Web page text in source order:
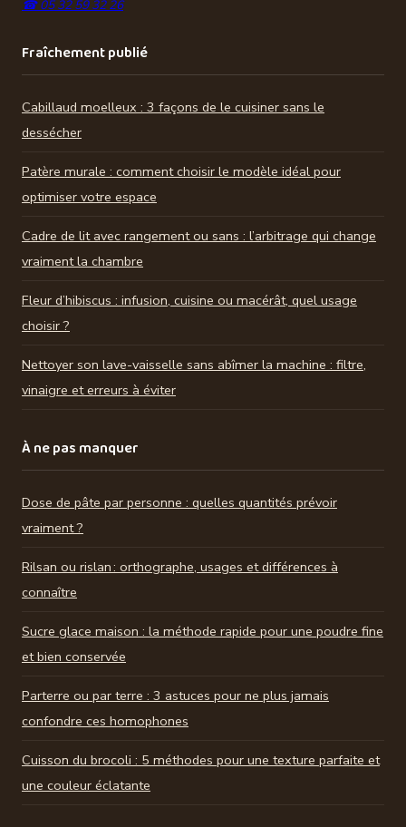
☎ 05 32 59 32 26
Fraîchement publié
Cabillaud moelleux : 3 façons de le cuisiner sans le
dessécher
Patère murale : comment choisir le modèle idéal pour
optimiser votre espace
Cadre de lit avec rangement ou sans : l’arbitrage qui change
vraiment la chambre
Fleur d’hibiscus : infusion, cuisine ou macérât, quel usage
choisir ?
Nettoyer son lave-vaisselle sans abîmer la machine : filtre,
vinaigre et erreurs à éviter
À ne pas manquer
Dose de pâte par personne : quelles quantités prévoir
vraiment ?
Rilsan ou rislan : orthographe, usages et différences à
connaître
Sucre glace maison : la méthode rapide pour une poudre fine
et bien conservée
Parterre ou par terre : 3 astuces pour ne plus jamais
confondre ces homophones
Cuisson du brocoli : 5 méthodes pour une texture parfaite et
une couleur éclatante